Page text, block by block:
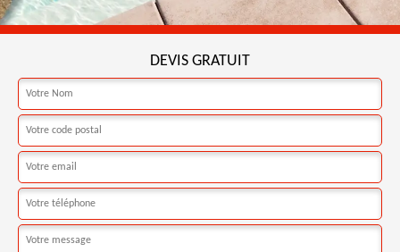
DEVIS GRATUIT